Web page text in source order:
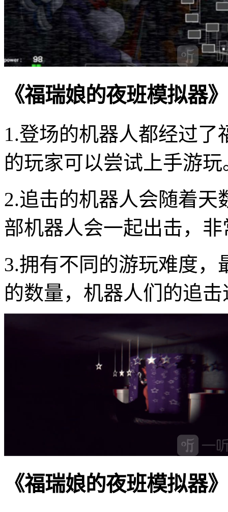
《福瑞娘的夜班模拟器
1.登场的机器人都经过
的玩家可以尝试上手游玩
2.追击的机器人会随着
部机器人会一起出击，
3.拥有不同的游玩难度
的数量，机器人们的追
《福瑞娘的夜班模拟器